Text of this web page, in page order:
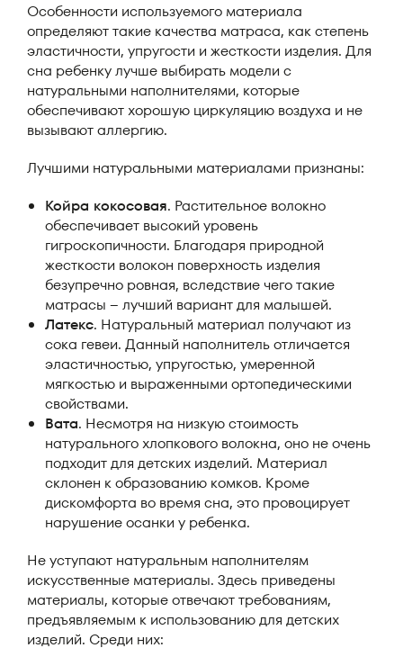
Особенности используемого материала
определяют такие качества матраса, как степень
эластичности, упругости и жесткости изделия. Для
сна ребенку лучше выбирать модели с
натуральными наполнителями, которые
обеспечивают хорошую циркуляцию воздуха и не
вызывают аллергию.
Лучшими натуральными материалами признаны:
Койра кокосовая. Растительное волокно
обеспечивает высокий уровень
гигроскопичности. Благодаря природной
жесткости волокон поверхность изделия
безупречно ровная, вследствие чего такие
матрасы – лучший вариант для малышей.
Латекс. Натуральный материал получают из
сока гевеи. Данный наполнитель отличается
эластичностью, упругостью, умеренной
мягкостью и выраженными ортопедическими
свойствами.
Вата. Несмотря на низкую стоимость
натурального хлопкового волокна, оно не очень
подходит для детских изделий. Материал
склонен к образованию комков. Кроме
дискомфорта во время сна, это провоцирует
нарушение осанки у ребенка.
Не уступают натуральным наполнителям
искусственные материалы. Здесь приведены
материалы, которые отвечают требованиям,
предъявляемым к использованию для детских
изделий. Среди них: